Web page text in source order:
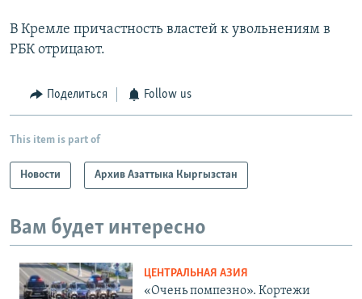
В Кремле причастность властей к увольнениям в
РБК отрицают.
Поделиться Follow us
This item is part of
Новости Архив Азаттыка Кыргызстан
Вам будет интересно
ЦЕНТРАЛЬНАЯ АЗИЯ
«Очень помпезно». Кортежи